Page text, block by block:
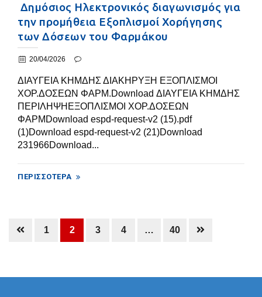
Δημόσιος Ηλεκτρονικός διαγωνισμός για
την προμήθεια Εξοπλισμοί Χορήγησης
των Δόσεων του Φαρμάκου
20/04/2026
ΔΙΑΥΓΕΙΑ ΚΗΜΔΗΣ ΔΙΑΚΗΡΥΞΗ ΕΞΟΠΛΙΣΜΟΙ
ΧΟΡ.ΔΟΣΕΩΝ ΦΑΡΜ.Download ΔΙΑΥΓΕΙΑ ΚΗΜΔΗΣ
ΠΕΡΙΛΗΨΗΕΞΟΠΛΙΣΜΟΙ ΧΟΡ.ΔΟΣΕΩΝ
ΦΑΡΜDownload espd-request-v2 (15).pdf
(1)Download espd-request-v2 (21)Download
231966Download...
ΠΕΡΙΣΣΌΤΕΡΑ
1 2 3 4 … 40